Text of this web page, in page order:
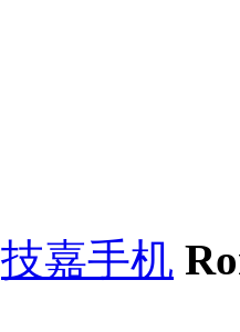
技嘉手机